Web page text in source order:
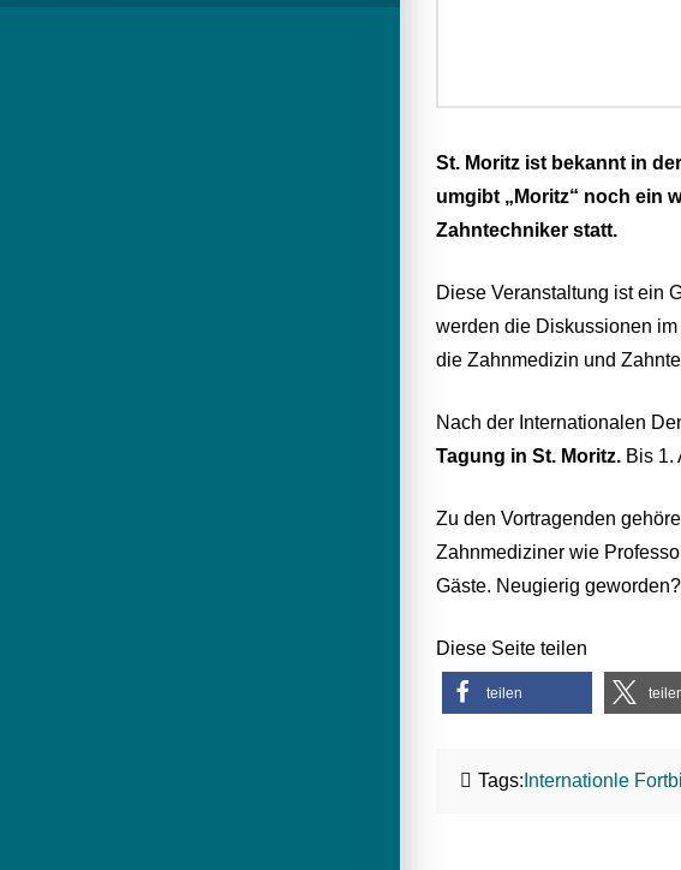
St. Moritz ist bekannt in
umgibt „Moritz“ noch ein
Zahntechniker statt.
Diese Veranstaltung ist ein
werden die Diskussionen
die Zahnmedizin und
Nach der Internationalen
Tagung in St. Moritz. Bis 1.
Zu den Vortragenden
Zahnmediziner wie
Gäste. Neugierig
Diese Seite teilen
teilen
Tags: Internationle